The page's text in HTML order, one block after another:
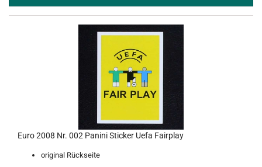
Euro 2008 Nr. 002 Panini Sticker Uefa Fairplay
original Rückseite